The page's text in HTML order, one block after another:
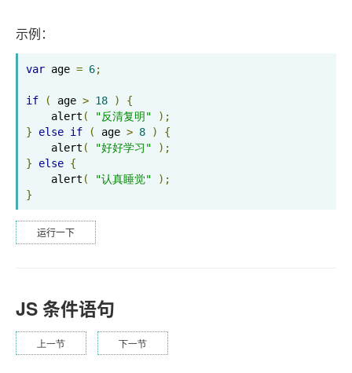
示例：
var age = 6;
if ( age > 18 )
{
    alert
( "反清复明"
);
}
else if ( age > 8 )
{
    alert
( "好好学习"
);
}
else {
    alert
( "认真睡觉"
);
}
运行一下
JS 条件语句
上一节 下一节